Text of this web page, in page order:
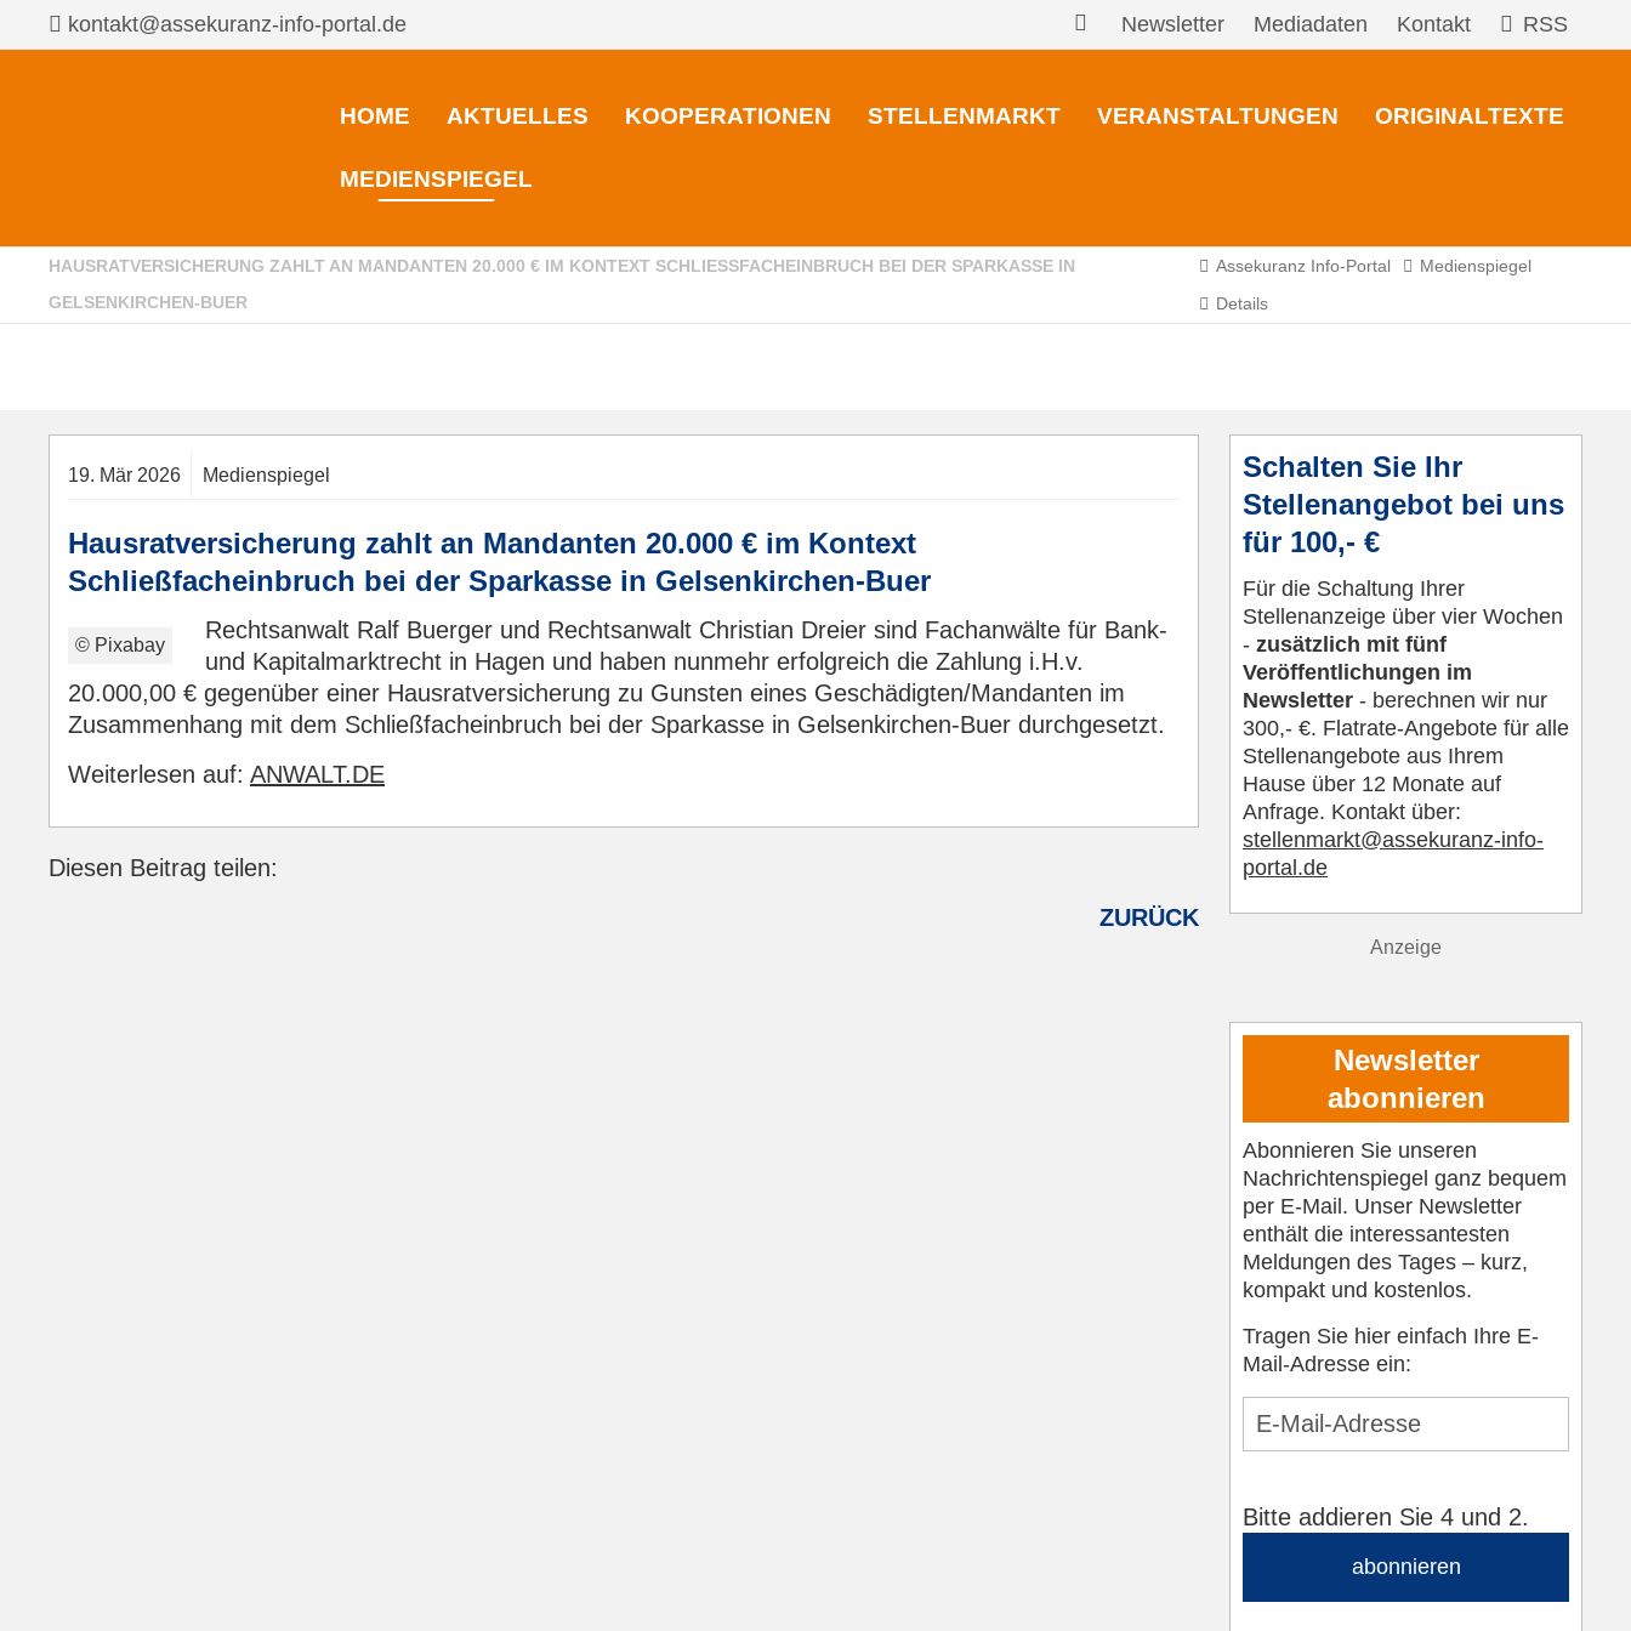
kontakt@assekuranz-info-portal.de Newsletter Mediadaten Kontakt RSS
HOME AKTUELLES KOOPERATIONEN STELLENMARKT VERANSTALTUNGEN ORIGINALTEXTE
MEDIENSPIEGEL
HAUSRATVERSICHERUNG ZAHLT AN MANDANTEN 20.000 € IM KONTEXT SCHLIESSFACHEINBRUCH BEI DER SPARKASSE IN G
ELSENKIRCHEN-BUER
Assekuranz Info-Portal
Medienspiegel
Details
19. Mär 2026 Medienspiegel
Hausratversicherung zahlt an Mandanten 20.000 € im Kontext
Schließfacheinbruch bei der Sparkasse in Gelsenkirchen-Buer
© Pixabay
Rechtsanwalt Ralf Buerger und Rechtsanwalt Christian Dreier sind Fachanwälte für Bank-
und Kapitalmarktrecht in Hagen und haben nunmehr erfolgreich die Zahlung i.H.v.
20.000,00 € gegenüber einer Hausratversicherung zu Gunsten eines Geschädigten/Mandanten im
Zusammenhang mit dem Schließfacheinbruch bei der Sparkasse in Gelsenkirchen-Buer durchgesetzt.
Weiterlesen auf: ANWALT.DE
Diesen Beitrag teilen:
ZURÜCK
Schalten Sie Ihr
Stellenangebot bei uns
für 100,- €
Für die Schaltung Ihrer
Stellenanzeige über vier Wochen
- zusätzlich mit fünf
Veröffentlichungen im
Newsletter - berechnen wir nur
300,- €. Flatrate-Angebote für alle
Stellenangebote aus Ihrem
Hause über 12 Monate auf
Anfrage. Kontakt über:
stellenmarkt@assekuranz-info-
portal.de
Anzeige
Newsletter
abonnieren
Abonnieren Sie unseren
Nachrichtenspiegel ganz bequem
per E-Mail. Unser Newsletter
enthält die interessantesten
Meldungen des Tages – kurz,
kompakt und kostenlos.
Tragen Sie hier einfach Ihre E-
Mail-Adresse ein:
Bitte addieren Sie 4 und 2.
abonnieren